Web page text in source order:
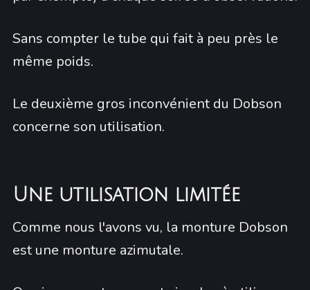
Sans compter le tube qui fait à peu près le
même poids.
Le deuxième gros inconvénient du Dobson
concerne son utilisation.
Une utilisation limitée
Comme nous l'avons vu, la monture Dobson
est une monture azimutale.